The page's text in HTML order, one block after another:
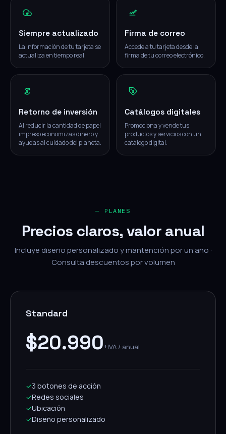
Siempre actualizado
La información de tu tarjeta se
actualiza en tiempo real.
Firma de correo
Accede a tu tarjeta desde la
firma de tu correo electrónico.
Retorno de inversión
Al reducir la cantidad de papel
impreso economizas dinero y
ayudas al cuidado del planeta.
Catálogos digitales
Promociona y vende tus
productos y servicios con un
catálogo digital.
— PLANES
Precios claros, valor anual
Incluye diseño personalizado y mantención por un año ·
Consulta descuentos por volumen
Standard
$20.990+IVA / anual
✓3 botones de acción
✓Redes sociales
✓Ubicación
✓Diseño personalizado